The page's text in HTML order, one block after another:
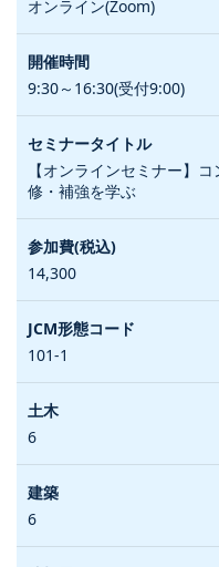
オンライン(Zoom)
9:30～16:30(受付9:00)
【オンラインセミナー】
修・補強を学ぶ
14,300
101-1
6
6